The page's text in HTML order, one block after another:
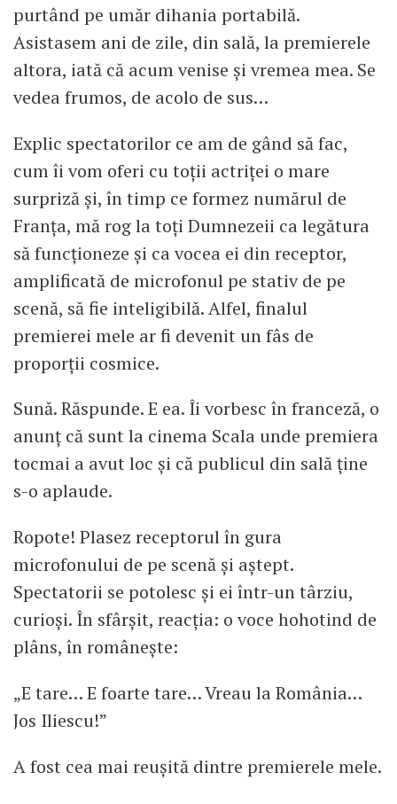
purtând pe umăr dihania portabilă.
Asistasem ani de zile, din sală, la premierele
altora, iată că acum venise și vremea mea. Se
vedea frumos, de acolo de sus…
Explic spectatorilor ce am de gând să fac,
cum îi vom oferi cu toții actriței o mare
surpriză și, în timp ce formez numărul de
Franța, mă rog la toți Dumnezeii ca legătura
să funcționeze și ca vocea ei din receptor,
amplificată de microfonul pe stativ de pe
scenă, să fie inteligibilă. Alfel, finalul
premierei mele ar fi devenit un fâs de
proporții cosmice.
Sună. Răspunde. E ea. Îi vorbesc în franceză, o
anunț că sunt la cinema Scala unde premiera
tocmai a avut loc și că publicul din sală ține
s-o aplaude.
Ropote! Plasez receptorul în gura
microfonului de pe scenă și aștept.
Spectatorii se potolesc și ei într-un târziu,
curioși. În sfârșit, reacția: o voce hohotind de
plâns, în românește:
„E tare… E foarte tare… Vreau la România…
Jos Iliescu!”
A fost cea mai reușită dintre premierele mele.